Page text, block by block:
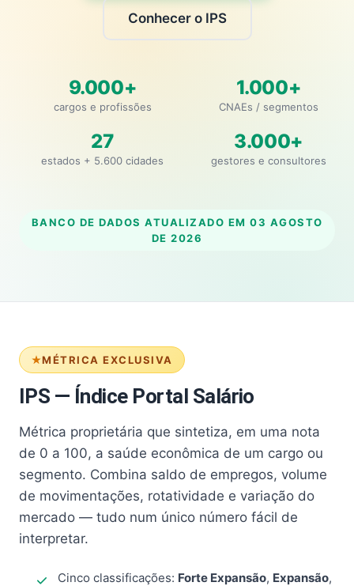
Conhecer o IPS
9.000+
cargos e profissões
1.000+
CNAEs / segmentos
27
estados + 5.600 cidades
3.000+
gestores e consultores
BANCO DE DADOS ATUALIZADO EM 03 AGOSTO
DE 2026
MÉTRICA EXCLUSIVA
IPS — Índice Portal Salário
Métrica proprietária que sintetiza, em uma nota
de 0 a 100, a saúde econômica de um cargo ou
segmento. Combina saldo de empregos, volume
de movimentações, rotatividade e variação do
mercado — tudo num único número fácil de
interpretar.
Cinco classificações: Forte Expansão, Expansão,